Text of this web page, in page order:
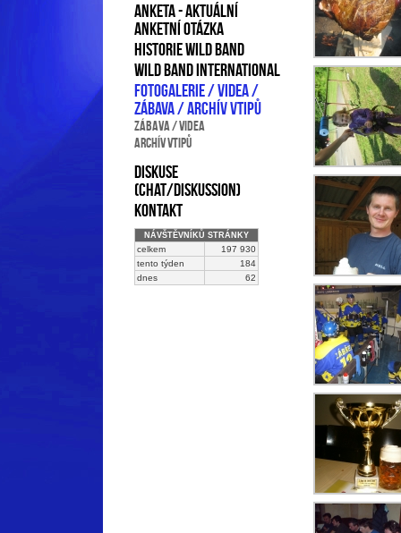
Anketa - aktuální
anketní otázka
Historie Wild Band
Wild Band international
Fotogalerie / Videa /
Zábava / Archív vtipů
Zábava / Videa
ARCHÍV VTIPŮ
Diskuse
(chat/diskussion)
Kontakt
NÁVŠTĚVNÍKŮ STRÁNKY
celkem
197 930
tento týden
184
dnes
62